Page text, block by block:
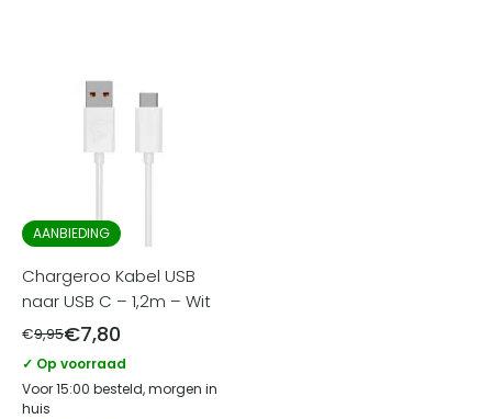
AANBIEDING
Chargeroo Kabel USB
naar USB C – 1,2m – Wit
€9,95€7,80
✓ Op voorraad
Voor 15:00 besteld, morgen in
huis